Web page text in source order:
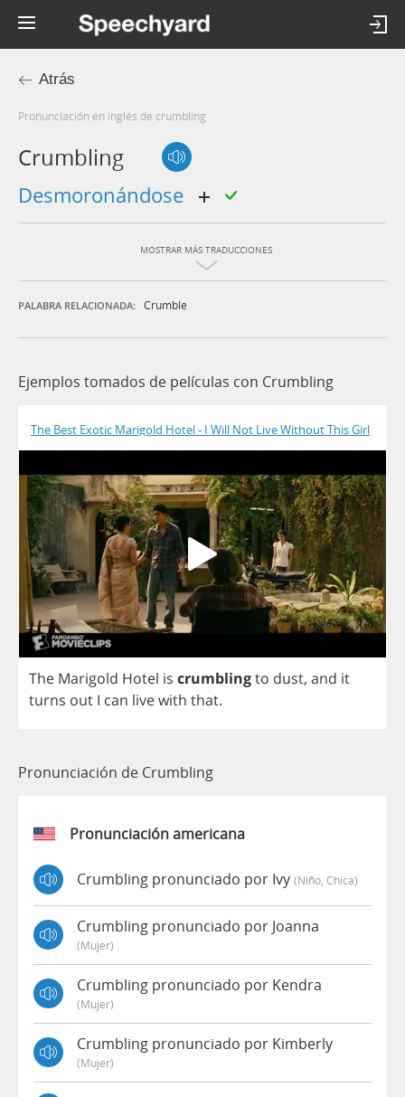
Atrás
Pronunciación en inglés de crumbling
Crumbling
desmoronándose
MOSTRAR MÁS TRADUCCIONES
PALABRA RELACIONADA: Crumble
Ejemplos tomados de películas con Crumbling
The Best Exotic Marigold Hotel - I Will Not Live Without This Girl
The Marigold Hotel is crumblingto dust, and it
turns out I can livewith that.
Pronunciación de Crumbling
Pronunciación americana
Crumbling pronunciado por Ivy (niño, Chica)
Crumbling pronunciado por Joanna
(mujer)
Crumbling pronunciado por Kendra
(mujer)
Crumbling pronunciado por Kimberly
(mujer)